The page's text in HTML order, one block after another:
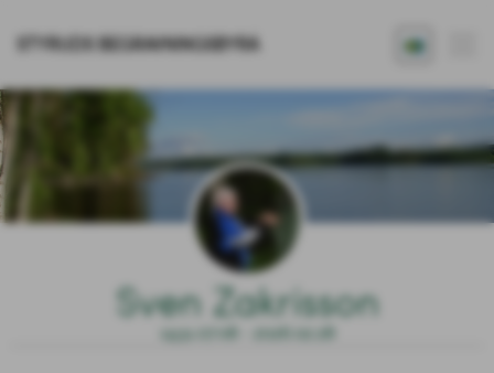
STYRUDS BEGRAVNINGSBYRÅ
Sven Zakrisson
1931.07.08 - 2026.02.28